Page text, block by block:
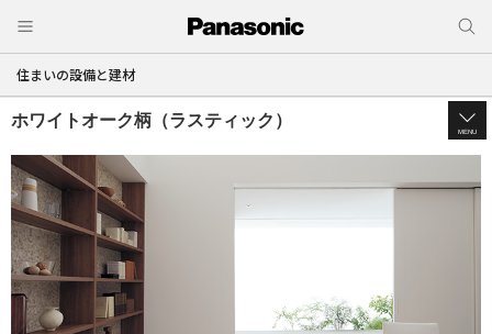
住まいの設備と建材
ホワイトオーク柄（ラスティック）
MENU